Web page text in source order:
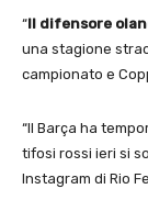
“Il difensore
una stagione
campionato e
“Il Barça ha
tifosi rossi ieri si
Instagram di Rio